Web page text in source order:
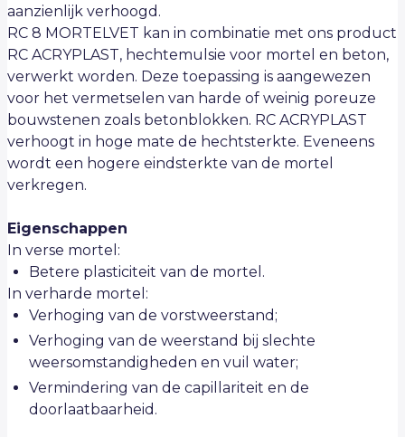
aanzienlijk verhoogd.
RC 8 MORTELVET kan in combinatie met ons product
RC ACRYPLAST, hechtemulsie voor mortel en beton,
verwerkt worden. Deze toepassing is aangewezen
voor het vermetselen van harde of weinig poreuze
bouwstenen zoals betonblokken. RC ACRYPLAST
verhoogt in hoge mate de hechtsterkte. Eveneens
wordt een hogere eindsterkte van de mortel
verkregen.
Eigenschappen
In verse mortel:
Betere plasticiteit van de mortel.
In verharde mortel:
Verhoging van de vorstweerstand;
Verhoging van de weerstand bij slechte
weersomstandigheden en vuil water;
Vermindering van de capillariteit en de
doorlaatbaarheid.